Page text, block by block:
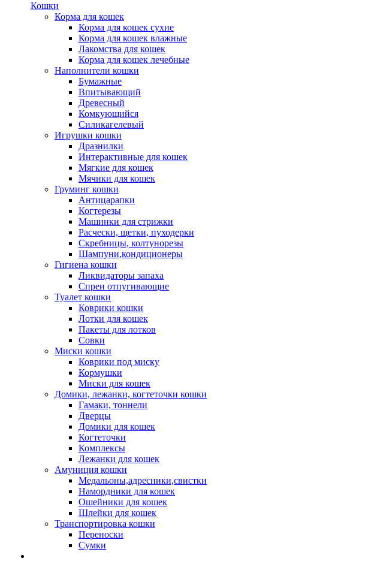
Кошки
Корма для кошек
Корма для кошек сухие
Корма для кошек влажные
Лакомства для кошек
Корма для кошек лечебные
Наполнители кошки
Бумажные
Впитывающий
Древесный
Комкующийся
Силикагелевый
Игрушки кошки
Дразнилки
Интерактивные для кошек
Мягкие для кошек
Мячики для кошек
Груминг кошки
Антицарапки
Когтерезы
Машинки для стрижки
Расчески, щетки, пуходерки
Скребницы, колтунорезы
Шампуни,кондиционеры
Гигиена кошки
Ликвидаторы запаха
Спреи отпугивающие
Туалет кошки
Коврики кошки
Лотки для кошек
Пакеты для лотков
Совки
Миски кошки
Коврики под миску
Кормушки
Миски для кошек
Домики, лежанки, когтеточки кошки
Гамаки, тоннели
Дверцы
Домики для кошек
Когтеточки
Комплексы
Лежанки для кошек
Амуниция кошки
Медальоны,адресники,свистки
Намордники для кошек
Ошейники для кошек
Шлейки для кошек
Транспортировка кошки
Переноски
Сумки